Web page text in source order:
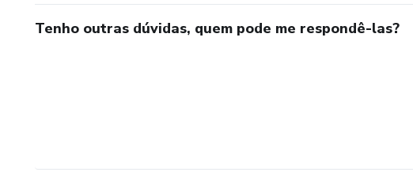
Tenho outras dúvidas, quem pode me respondê-las?